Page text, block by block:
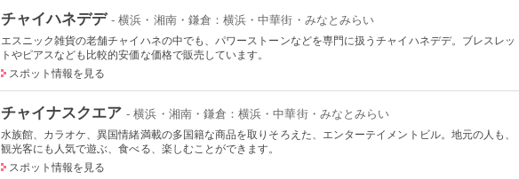
チャイハネデデ - 横浜・湘南・鎌倉：横浜・中華街・みなとみらい
エスニック雑貨の老舗チャイハネの中でも、パワーストーンなどを専門に扱うチャイハネデデ。ブレスレッ
トやピアスなども比較的安価な価格で販売しています。
スポット情報を見る
チャイナスクエア - 横浜・湘南・鎌倉：横浜・中華街・みなとみらい
水族館、カラオケ、異国情緒満載の多国籍な商品を取りそろえた、エンターテイメントビル。地元の人も、
観光客にも人気で遊ぶ、食べる、楽しむことができます。
スポット情報を見る